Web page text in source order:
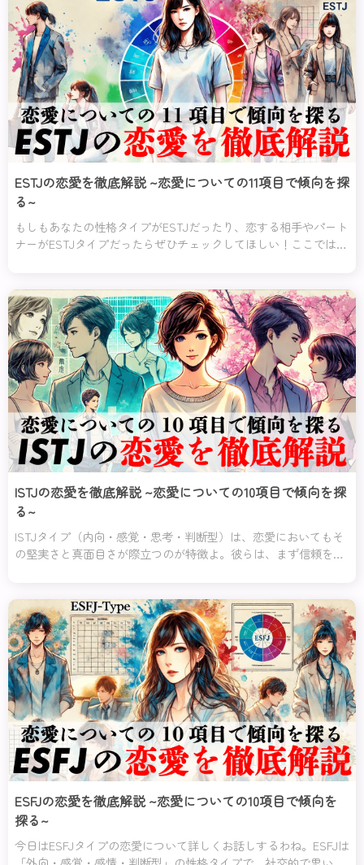
ESTJの恋愛を徹底解説 ~恋愛についての11項目で傾向を探
る~
もしもあなたの性格タイプがESTJだったり、恋する相手やパート
ナーがESTJタイプだったらぜひチェックしてほしい！ここでは、
ISTJの恋愛を徹底解説 ~恋愛についての10項目で傾向を探
る~
ISTJタイプ（内向・感覚・思考・判断型）は、恋愛においてもそ
の堅実さと真面目さが際立つのが特徴よ。彼らは、まず信頼を築
ESFJの恋愛を徹底解説 ~恋愛についての10項目で傾向を
探る~
今日はESFJタイプの恋愛について詳しくお話しするわね。ESFJは